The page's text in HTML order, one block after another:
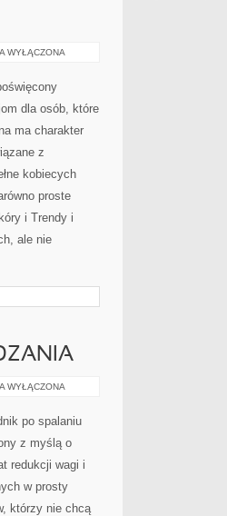
WYŁĄCZONA
dla osób, które
ma charakter
z
kobiecych
proste
i Trendy i
ale nie
WYŁĄCZONA
po spalaniu
z myślą o
redukcji wagi i
w prosty
którzy nie chcą